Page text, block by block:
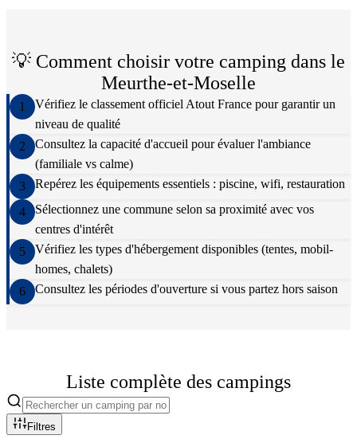
💡 Comment choisir votre camping dans le
Meurthe-et-Moselle
1
Vérifiez le classement officiel Atout France pour garantir un
niveau de qualité
2
Consultez la capacité d'accueil pour évaluer l'ambiance
(familiale vs calme)
3
Repérez les équipements essentiels : piscine, wifi, restauration
4
Sélectionnez une commune selon sa proximité avec vos
centres d'intérêt
5
Vérifiez les types d'hébergement disponibles (tentes, mobil-
homes, chalets)
6
Consultez les périodes d'ouverture si vous partez hors saison
Liste complète des campings
Filtres